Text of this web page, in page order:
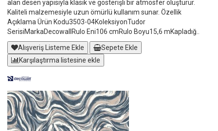
alan desen yapısıyla klasik ve gösterişli bir atmosfer oluşturur.
Kaliteli malzemesiyle uzun ömürlü kullanım sunar. Özellik
Açıklama Ürün Kodu3503-04KoleksiyonTudor
SerisiMarkaDecowallRulo Eni106 cmRulo Boyu15,6 mKapladığ..
Alışveriş Listeme Ekle
Sepete Ekle
Karşılaştırma listesine ekle